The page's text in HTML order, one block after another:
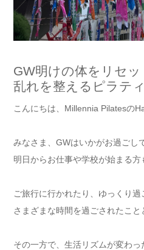
GW明けの体をリセ
乱れを整えるピラテ
こんにちは、Millennia Pilatesの
みなさま、GWはいかがお過ごし
明日からお仕事や学校が始まる方
ご旅行に行かれたり、ゆっくり過
さまざまな時間を過ごされたこと
その一方で、生活リズムが変わっ